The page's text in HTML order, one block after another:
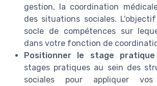
gestion, la coordination
des situations sociales.
socle de compétences sur
dans votre fonction de
Positionner le stage
stages pratiques au sein des
sociales pour appliquer vos